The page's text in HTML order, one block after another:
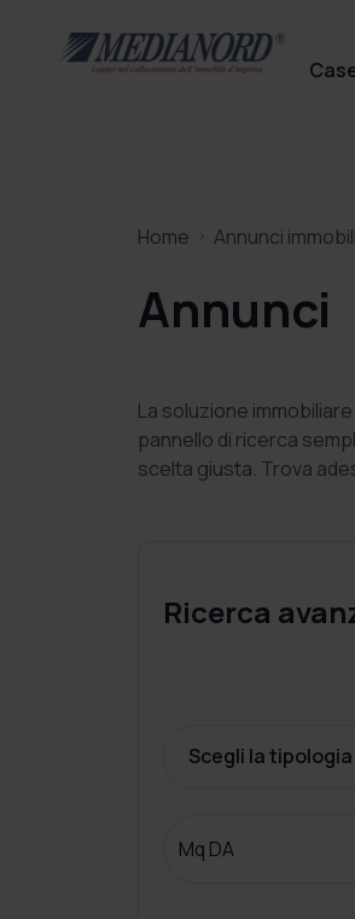
Home Annunci
Annunci
La soluzione
pannello di ricerca
scelta giusta. Trova
Ricerca
Scegli la tipologia
Mq DA